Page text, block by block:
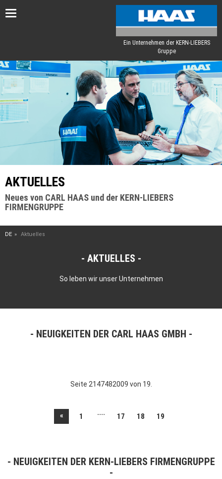
Toggle
Ein Unternehmen der KERN-LIEBERS
Gruppe
AKTUELLES
Neues von CARL HAAS und der KERN-LIEBERS
FIRMENGRUPPE
DE Aktuelles
AKTUELLES
So leben wir unser Unternehmen
NEUIGKEITEN DER CARL HAAS GMBH
Seite 2147482009 von 19.
« 1 .... 17 18 19
NEUIGKEITEN DER KERN-LIEBERS FIRMENGRUPPE